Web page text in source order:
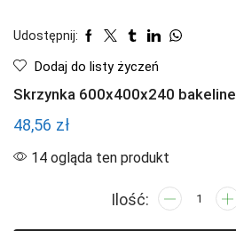
Udostępnij:
Dodaj do listy życzeń
Skrzynka 600x400x240 bakeline
48,56 zł
14 ogląda ten produkt
ilość